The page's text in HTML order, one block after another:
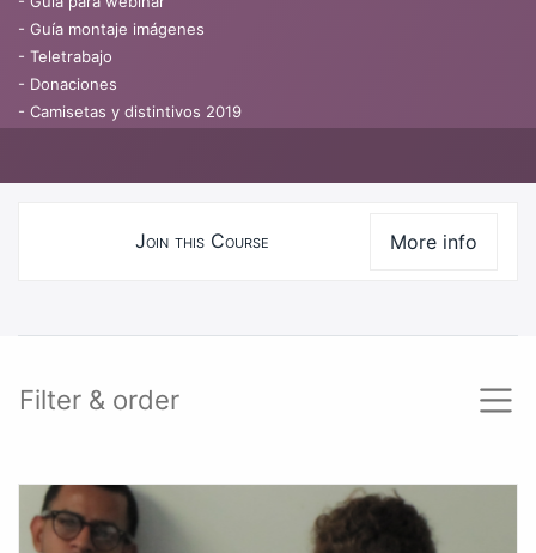
- Guía montaje imágenes
- Teletrabajo
- Donaciones
- Camisetas y distintivos 2019
Join this Course More info
Filter & order